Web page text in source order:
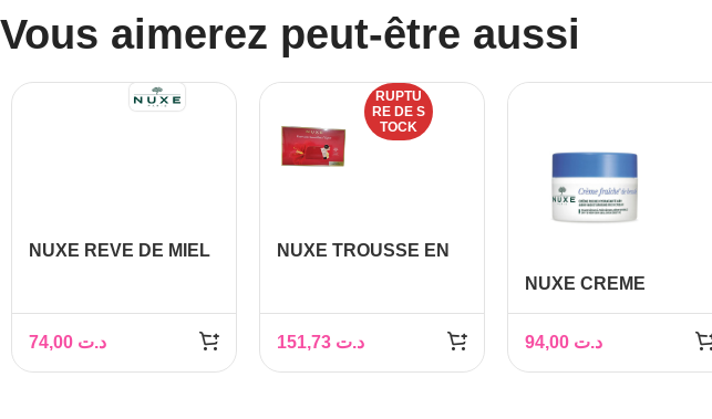
Vous aimerez peut-être aussi
NUXE REVE DE MIEL
30ML د.ت
RUPTU
RE DE S
TOCK
NUXE TROUSSE EN
SECHES+ CREME
MAINS & ONGLES
د.ت
NUXE CREME
CREME RICHE
HYDRATANTE 48H 50
د.ت